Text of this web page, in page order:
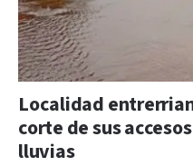
Localidad
corte de sus
lluvias